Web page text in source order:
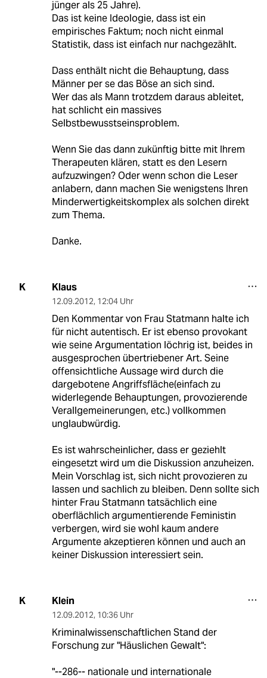
jünger als 25 Jahre).
Das ist keine Ideologie, dass ist ein
empirisches Faktum; noch nicht einmal
Statistik, dass ist einfach nur nachgezählt.
Dass enthält nicht die Behauptung, dass
Männer per se das Böse an sich sind.
Wer das als Mann trotzdem daraus ableitet,
hat schlicht ein massives
Selbstbewusstseinsproblem.
Wenn Sie das dann zukünftig bitte mit Ihrem
Therapeuten klären, statt es den Lesern
aufzuzwingen? Oder wenn schon die Leser
anlabern, dann machen Sie wenigstens Ihren
Minderwertigkeitskomplex als solchen direkt
zum Thema.
Danke.
K Klaus
12.09.2012, 12:04 Uhr
Den Kommentar von Frau Statmann halte ich
für nicht autentisch. Er ist ebenso provokant
wie seine Argumentation löchrig ist, beides in
ausgesprochen übertriebener Art. Seine
offensichtliche Aussage wird durch die
dargebotene Angriffsfläche(einfach zu
widerlegende Behauptungen, provozierende
Verallgemeinerungen, etc.) vollkommen
unglaubwürdig.
Es ist wahrscheinlicher, dass er geziehlt
eingesetzt wird um die Diskussion anzuheizen.
Mein Vorschlag ist, sich nicht provozieren zu
lassen und sachlich zu bleiben. Denn sollte sich
hinter Frau Statmann tatsächlich eine
oberflächlich argumentierende Feministin
verbergen, wird sie wohl kaum andere
Argumente akzeptieren können und auch an
keiner Diskussion interessiert sein.
K Klein
12.09.2012, 10:36 Uhr
Kriminalwissenschaftlichen Stand der
Forschung zur "Häuslichen Gewalt":
"--286-- nationale und internationale